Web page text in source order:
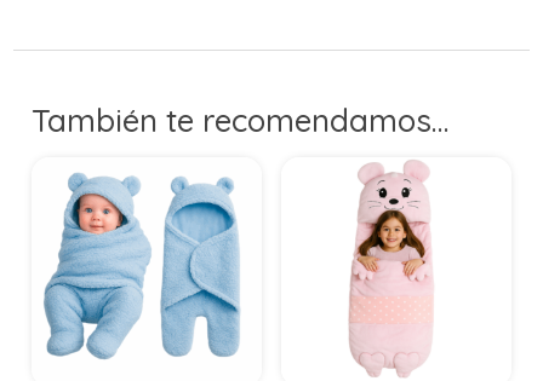
También te recomendamos…